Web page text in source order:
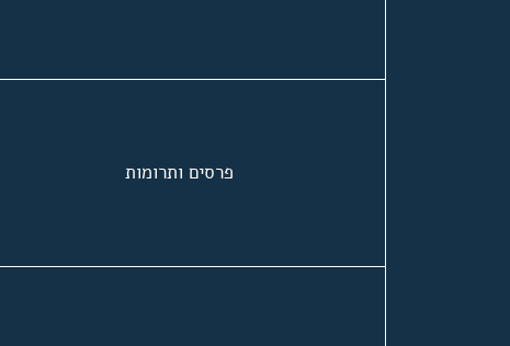
פרסים ותרומות